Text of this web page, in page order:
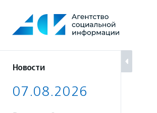
содержанию
Новости
07.08.2026